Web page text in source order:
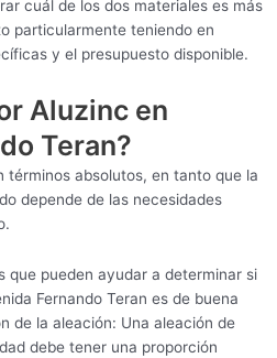
cuál de los dos materiales es más
particularmente teniendo en
y el presupuesto disponible.
Aluzinc en
Teran?
términos absolutos, en tanto que la
depende de las necesidades
que pueden ayudar a determinar si
Fernando Teran es de buena
de la aleación: Una aleación de
debe tener una proporción